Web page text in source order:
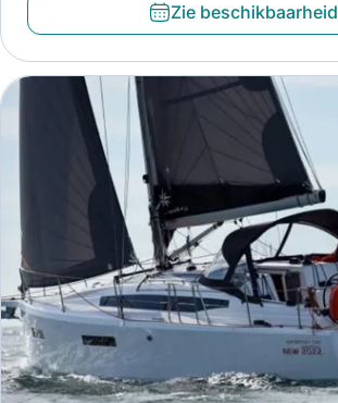
Zie beschikbaarheid